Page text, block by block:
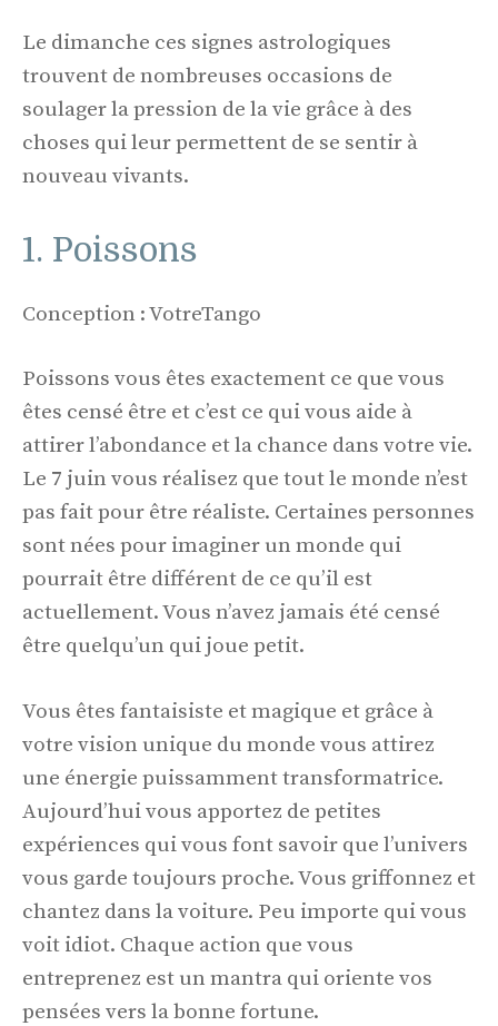
Le dimanche ces signes astrologiques
trouvent de nombreuses occasions de
soulager la pression de la vie grâce à des
choses qui leur permettent de se sentir à
nouveau vivants.
1. Poissons
Conception : VotreTango
Poissons vous êtes exactement ce que vous
êtes censé être et c’est ce qui vous aide à
attirer l’abondance et la chance dans votre vie.
Le 7 juin vous réalisez que tout le monde n’est
pas fait pour être réaliste. Certaines personnes
sont nées pour imaginer un monde qui
pourrait être différent de ce qu’il est
actuellement. Vous n’avez jamais été censé
être quelqu’un qui joue petit.
Vous êtes fantaisiste et magique et grâce à
votre vision unique du monde vous attirez
une énergie puissamment transformatrice.
Aujourd’hui vous apportez de petites
expériences qui vous font savoir que l’univers
vous garde toujours proche. Vous griffonnez et
chantez dans la voiture. Peu importe qui vous
voit idiot. Chaque action que vous
entreprenez est un mantra qui oriente vos
pensées vers la bonne fortune.